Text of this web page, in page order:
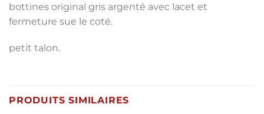
bottines original gris argenté avec lacet et
fermeture sue le coté.
petit talon.
PRODUITS SIMILAIRES